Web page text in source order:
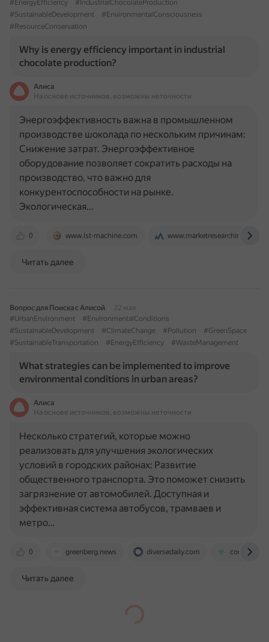
#EnergyEfficiency
#IndustrialChocolateProduction
#SustainableDevelopment
#EnvironmentalConsciousness
#ResourceConservation
Why is energy efficiency important in industrial
chocolate production?
Алиса
На основе источников, возможны неточности
0 www.lst-machine.com
Энергоэффективность важна в промышленном
производстве шоколада по нескольким причинам:
Снижение затрат. Энергоэффективное
оборудование позволяет сократить расходы на
производство, что важно для
конкурентоспособности на рынке.
Экологическая…
Читать далее
Вопрос для Поиска с Алисой
22 мая
#UrbanEnvironment
#EnvironmentalConditions
#SustainableDevelopment
#ClimateChange #Pollution
#GreenSpace
#SustainableTransportation
#EnergyEfficiency #WasteManagement
What strategies can be implemented to improve
environmental conditions in urban areas?
Алиса
На основе источников, возможны неточности
0 greenberg.news diversedaily.com
Несколько стратегий, которые можно
реализовать для улучшения экологических
условий в городских районах: Развитие
общественного транспорта. Это поможет снизить
загрязнение от автомобилей. Доступная и
эффективная система автобусов, трамваев и
метро…
Читать далее